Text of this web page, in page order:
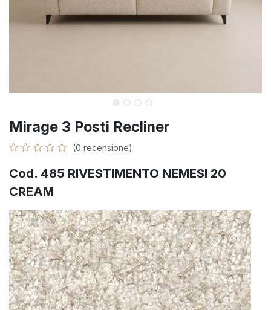
Mirage 3 Posti Recliner
(0 recensione)
Cod. 485 RIVESTIMENTO NEMESI 20
CREAM